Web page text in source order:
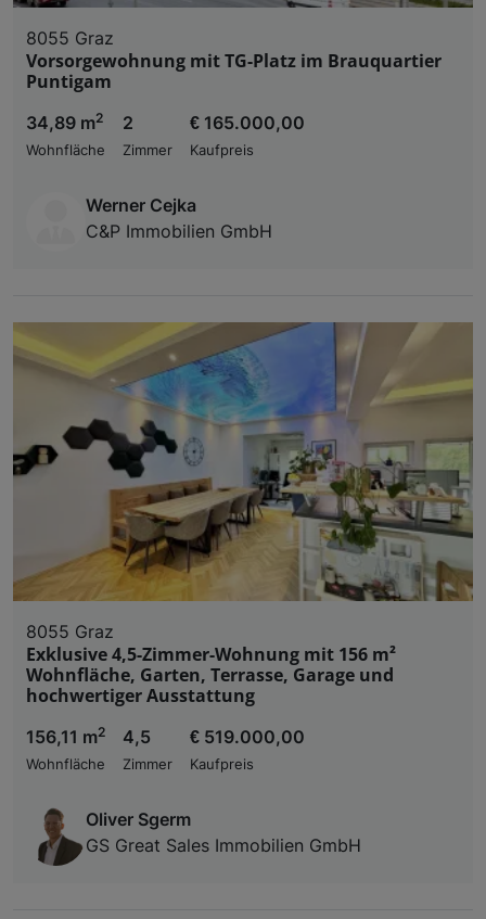
8055 Graz
Vorsorgewohnung mit TG-Platz im Brauquartier
Puntigam
34,89 m2
Wohnfläche
2
Zimmer
€ 165.000,00
Kaufpreis
Werner Cejka
C&P Immobilien GmbH
8055 Graz
Exklusive 4,5-Zimmer-Wohnung mit 156 m²
Wohnfläche, Garten, Terrasse, Garage und
hochwertiger Ausstattung
156,11 m2
Wohnfläche
4,5
Zimmer
€ 519.000,00
Kaufpreis
Oliver Sgerm
GS Great Sales Immobilien GmbH